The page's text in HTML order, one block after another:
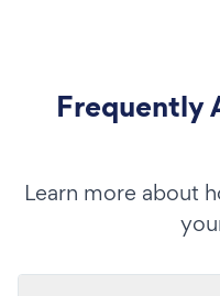
Frequently
Learn more about